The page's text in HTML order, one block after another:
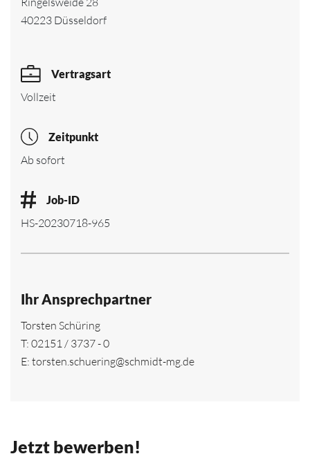
40223 Düsseldorf
Vertragsart
Vollzeit
Zeitpunkt
Ab sofort
Job-ID
HS-20230718-965
Ihr Ansprechpartner
Torsten Schüring
T: 02151 / 3737 - 0
E: torsten.schuering@schmidt-mg.de
Jetzt bewerben!